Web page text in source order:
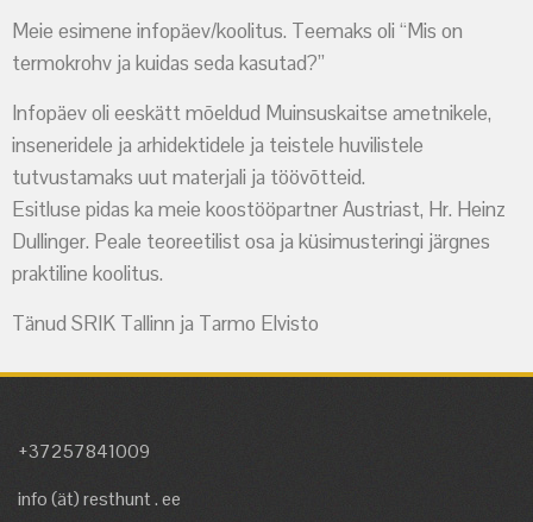
Meie esimene infopäev/koolitus. Teemaks oli “Mis on
termokrohv ja kuidas seda kasutad?”
Infopäev oli eeskätt mõeldud Muinsuskaitse ametnikele,
inseneridele ja arhidektidele ja teistele huvilistele
tutvustamaks uut materjali ja töövõtteid.
Esitluse pidas ka meie koostööpartner Austriast, Hr. Heinz
Dullinger. Peale teoreetilist osa ja küsimusteringi järgnes
praktiline koolitus.
Tänud SRIK Tallinn ja Tarmo Elvisto
+37257841009
info (ät) resthunt . ee